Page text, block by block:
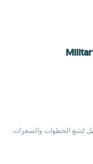
الخطوات والسعرات